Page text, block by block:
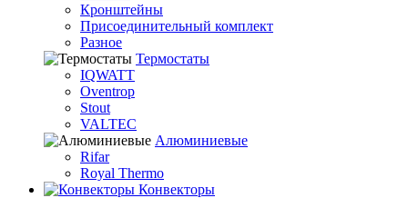
Кронштейны
Присоединительный комплект
Разное
Термостаты
IQWATT
Oventrop
Stout
VALTEC
Алюминиевые
Rifar
Royal Thermo
Конвекторы